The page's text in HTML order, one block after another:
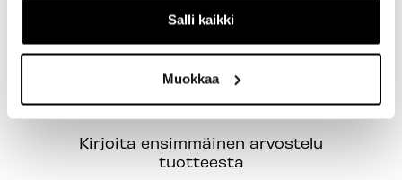
Salli kaikki
Muokkaa
- Tuotteesta ei ole vielä arvosteluja -
Kirjoita ensimmäinen arvostelu
tuotteesta
New content loaded